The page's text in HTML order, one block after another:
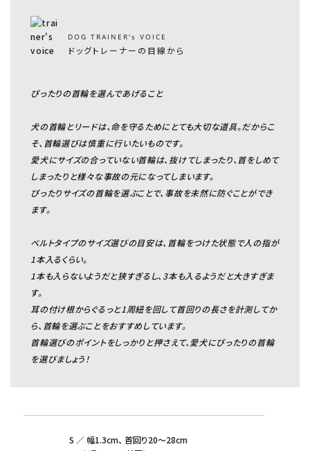
DOG TRAINER's VOICE
ドッグトレーナーの目線から
ぴったりの首輪を選んであげること
犬の首輪とリードは、命を守るためにとても大切な道具。だからこ
そ、首輪選びは慎重に行いたいものです。
愛犬にサイズの合っていない首輪は、抜けてしまったり、首をしめて
しまったりと様々な事故の元になってしまいます。
ぴったりサイズの首輪を選ぶことで、事故を未然に防ぐことができ
ます。
ベルトタイプのサイズ選びの目安は、首輪をつけた状態で人の指が
1本入るくらい。
1本も入らないようだと狭すぎるし、3本も入るようだと大きすぎま
す。
耳の付け根からぐるっと1周紐を回して首回りの長さを計測してか
ら、首輪を選ぶことをおすすめしています。
首輪選びのポイントをしっかりと押さえて、愛犬にぴったりの首輪
を選びましょう！
S ／ 幅1.3cm、 首回り20～28cm